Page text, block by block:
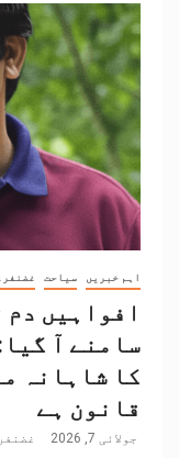
اہم خبریں سیاحت
افواہیں
سامنے آ
کا شاہانہ
قانون ہے
جولائی 7, 2026